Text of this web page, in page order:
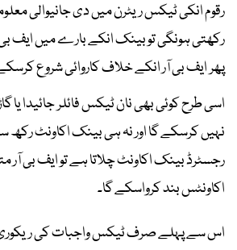
رقوم انکی ٹیکس ریٹرن میں دی جانیوالی
رکھتی ہونگی تو بینک انکے بارے میں ایف بی
پھر ایف بی آر انکے خلاف کاروائی شروع
اسی طرح کوئی بھی نان ٹیکس فائلر جائیدا یا
نہیں کرسکے گا اور نہ ہی بینک اکاونٹ رکھ
رجسٹرڈ بینک اکاونٹ چلاتا ہے تو ایف بی آر
اکاونٹس بند کرواسکے گا۔
اس سے پہلے صرف ٹیکس واجبات کی ریکوری